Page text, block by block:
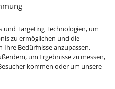
und Targeting Technologien, um
zu ermöglichen und die
Ihre Bedürfnisse anzupassen.
um Ergebnisse zu messen,
kommen oder um unsere